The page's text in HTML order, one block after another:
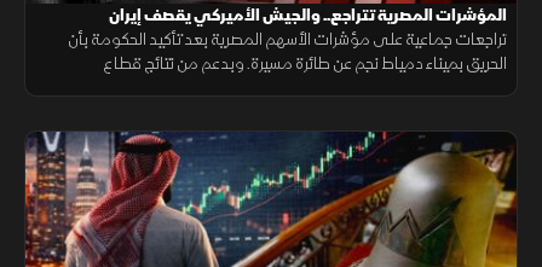
المؤشرات المصرية تتراجع.. والجيش الأميركي يقصف إيران
تراجعات جماعية على مؤشرات الأسهم المصرية بعد تأكيد الحكومة بأن
الحريق بميناء دمياط نجم عن طائرة مسيرة. وبدعم من نتائج قطاع